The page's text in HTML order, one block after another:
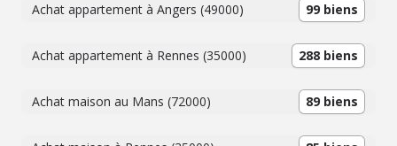
Achat appartement à Angers (49000) 99 biens
Achat appartement à Rennes (35000) 288 biens
Achat maison au Mans (72000) 89 biens